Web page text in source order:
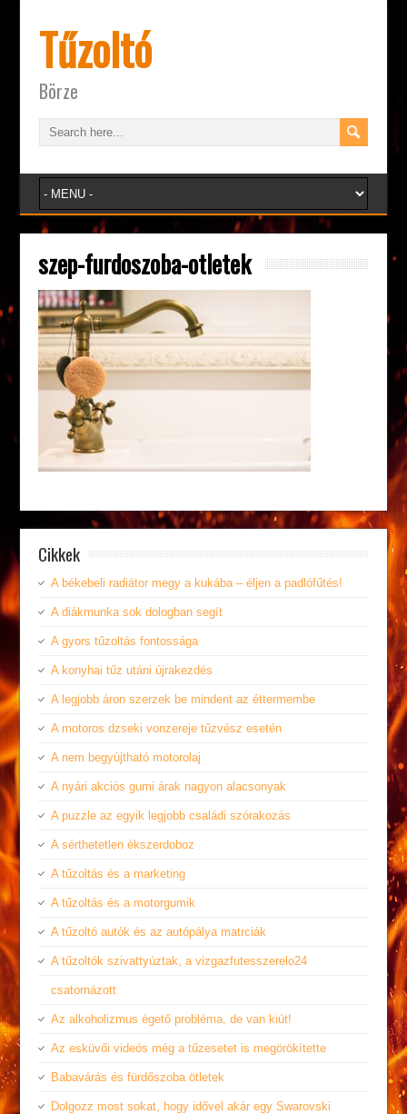
Tűzoltó
Börze
szep-furdoszoba-otletek
Cikkek
A békebeli radiátor megy a kukába – éljen a padlófűtés!
A diákmunka sok dologban segít
A gyors tűzoltás fontossága
A konyhai tűz utáni újrakezdés
A legjobb áron szerzek be mindent az éttermembe
A motoros dzseki vonzereje tűzvész esetén
A nem begyújtható motorolaj
A nyári akciós gumi árak nagyon alacsonyak
A puzzle az egyik legjobb családi szórakozás
A sérthetetlen ékszerdoboz
A tűzoltás és a marketing
A tűzoltás és a motorgumik
A tűzoltó autók és az autópálya matrciák
A tűzoltók szivattyúztak, a vizgazfutesszerelo24
csatornázott
Az alkoholizmus égető probléma, de van kiút!
Az esküvői videós még a tűzesetet is megörökítette
Babavárás és fürdőszoba ötletek
Dolgozz most sokat, hogy idővel akár egy Swarovski